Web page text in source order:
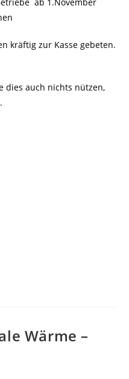
kräftig zur Kasse gebeten.
dies auch nichts nützen,
Wärme –